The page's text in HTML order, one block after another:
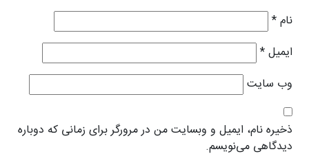
نام*
ایمیل*
وب‌ سایت
ذخیره نام، ایمیل و وبسایت من در مرورگر برای زمانی که دوباره
دیدگاهی می‌نویسم.